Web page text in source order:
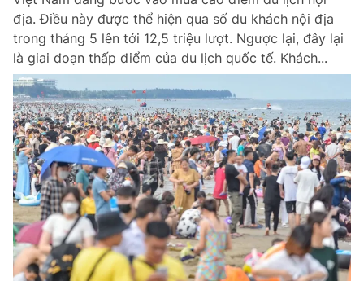
Chuyên mục khác
Chào ngày mới Tin 24h
Tin thị trường Tin 360
Video Magazine
Sản phẩm khác
Tiện ích Bạn cần biết
Tin đã lưu
Tin đã xem
Đăng xuất
địa. Điều này được thể hiện qua số du khách nội địa
trong tháng 5 lên tới 12,5 triệu lượt. Ngược lại, đây lại
là giai đoạn thấp điểm của du lịch quốc tế. Khách...